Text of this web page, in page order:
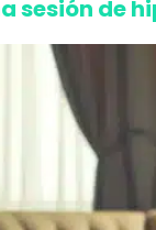
sesión de